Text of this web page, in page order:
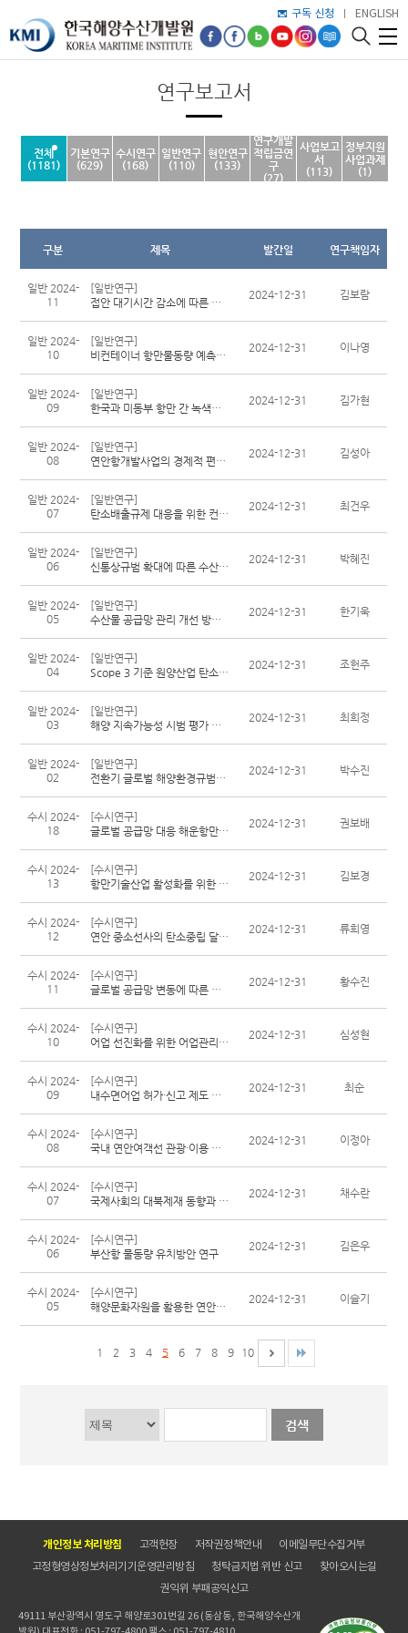
구독 신청 ENGLISH
연구보고서
전체
(1181)
기본연구
(629)
수시연구
(168)
일반연구
(110)
현안연구
(133)
연구개발
적립금연
구
(27)
사업보고
서
(113)
정부지원
사업과제
(1)
구분 제목 발간일 연구책임자
일반 2024-
11
[일반연구]
접안 대기시간 감소에 따른 탄소집약도지수(CII) 변화 분석
2024-12-31 김보람
일반 2024-
10
[일반연구]
비컨테이너 항만물동량 예측모형 고도화 방안 연구(Ⅲ) - 철광석, 화학공업생산품, 기타광석, 잡화를 중심으로
2024-12-31 이나영
일반 2024-
09
[일반연구]
한국과 미동부 항만 간 녹색해운항로 구축방안 연구
2024-12-31 김가현
일반 2024-
08
[일반연구]
연안항개발사업의 경제적 편익에 관한 연구
2024-12-31 김성아
일반 2024-
07
[일반연구]
탄소배출규제 대응을 위한 컨테이너선대 교체 수요 추정 연구
2024-12-31 최건우
일반 2024-
06
[일반연구]
신통상규범 확대에 따른 수산분야 영향 및 대응방안
2024-12-31 박혜진
일반 2024-
05
[일반연구]
수산물 공급망 관리 개선 방안 연구(한·태 무역을 중심으로)
2024-12-31 한기욱
일반 2024-
04
[일반연구]
Scope 3 기준 원양산업 탄소배출추정 및 대응방안 연구 - 원양저연승어업을 중심으로
2024-12-31 조헌주
일반 2024-
03
[일반연구]
해양 지속가능성 시범 평가 연구
2024-12-31 최희정
일반 2024-
02
[일반연구]
전환기 글로벌 해양환경규범의 대응력 강화 연구
2024-12-31 박수진
수시 2024-
18
[수시연구]
글로벌 공급망 대응 해운항만물류 전문인력 양성 발전방안 연구
2024-12-31 권보배
수시 2024-
13
[수시연구]
항만기술산업 활성화를 위한 법제도 정비 방안 연구
2024-12-31 김보경
수시 2024-
12
[수시연구]
연안 중소선사의 탄소중립 달성을 위한 친환경정책 지원방안
2024-12-31 류희영
수시 2024-
11
[수시연구]
글로벌 공급망 변동에 따른 해운물류 지원방안
2024-12-31 황수진
수시 2024-
10
[수시연구]
어업 선진화를 위한 어업관리체계 개편 방안 연구
2024-12-31 심성현
수시 2024-
09
[수시연구]
내수면어업 허가·신고 제도 개선방안 연구
2024-12-31 최순
수시 2024-
08
[수시연구]
국내 연안여객선 관광·이용 활성화 방안 연구
2024-12-31 이정아
수시 2024-
07
[수시연구]
국제사회의 대북제재 동향과 우리의 대응:해양수산분야를 중심으로
2024-12-31 채수란
수시 2024-
06
[수시연구]
부산항 물동량 유치방안 연구
2024-12-31 김은우
수시 2024-
05
[수시연구]
해양문화자원을 활용한 연안도시활력 증진 방안 연구
2024-12-31 이슬기
1 2 3 4 5 6 7 8 9 10
개인정보 처리방침 고객헌장 저작권정책안내
이메일무단수집거부
고정형영상정보처리기기운영관리방침
청탁금지법 위반 신고
찾아오시는길
권익위 부패공익신고
49111 부산광역시 영도구 해양로301번길 26 (동삼동, 한국해양수산개